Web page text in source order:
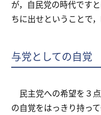
が，自民党の時代です
ちに出せということで
与党としての自覚
民主党への希望を３
の自覚をはっきり持っ